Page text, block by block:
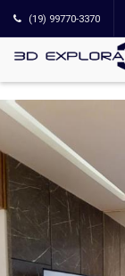
(19) 99770-3370